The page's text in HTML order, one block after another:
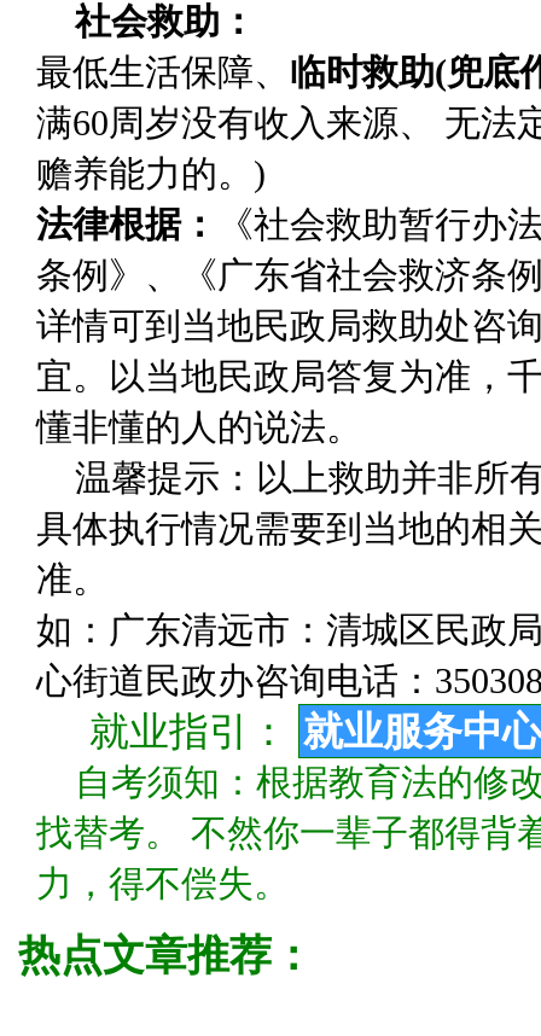
社会救助：
最低生活保障、 临时救助(兜底
满60周岁没有收入来源、 无法
赡养能力的。)
法律根据：
《社会救助暂行办
条例》、《广东省社会救济条
详情可到当地民政局救助处咨
宜。以当地民政局答复为准，
懂非懂的人的说法。
温馨提示：以上救助并非所
具体执行情况需要到当地的相
准。
如：广东清远市：清城区民政
心街道民政办咨询电话：
就业指引： 就业服务中心
自考须知：根据教育法的修
找替考。 不然你一辈子都得背
力，得不偿失。
热点文章推荐：